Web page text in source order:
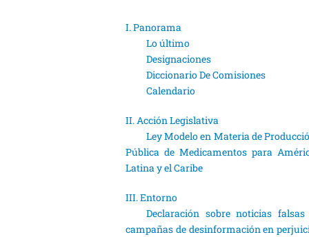
I. Panorama
Lo último
Designaciones
Diccionario De Comisiones
Calendario
II. Acción Legislativa
Ley Modelo en Materia de
Pública de Medicamentos para
Latina y el Caribe
III. Entorno
Declaración sobre noticias
campañas de desinformación en